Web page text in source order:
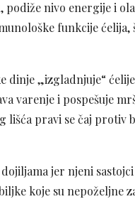
nivo energije i
funkcije ćelija,
„izgladnjuje“
varenje i pospešuje
lišća pravi se čaj protiv
jer njeni
koje su nepoželjne